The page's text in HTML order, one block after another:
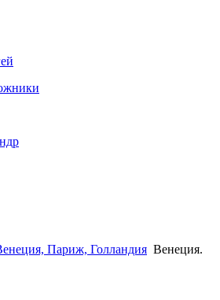
Париж, Голландия Венеция.